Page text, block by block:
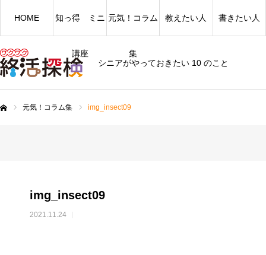
シニアがやっておきたい 10 のこと
HOME 知っ得 ミニ
講座
元気！コラム
集
教えたい人 書きたい人
元気！コラム集 img_insect09
img_insect09
2021.11.24